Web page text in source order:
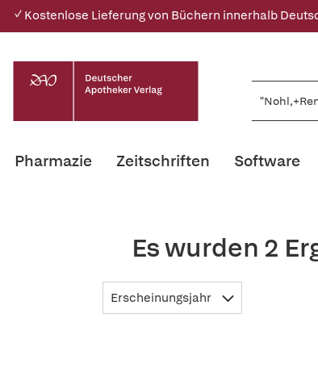
✓ Kostenlose Lieferung von Büchern innerhalb
Pharmazie Zeitschriften Software
Es wurden 2
Erscheinungsjahr